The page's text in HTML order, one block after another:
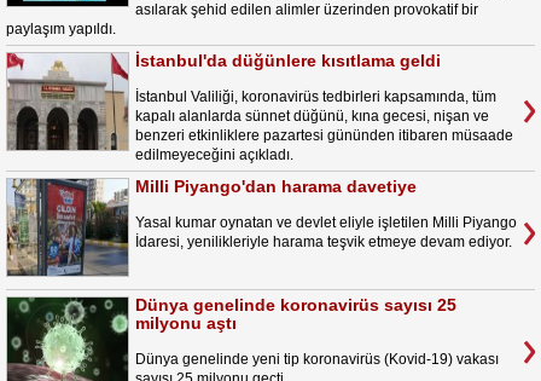
asılarak şehid edilen alimler üzerinden provokatif bir
paylaşım yapıldı.
İstanbul'da düğünlere kısıtlama geldi
İstanbul Valiliği, koronavirüs tedbirleri kapsamında, tüm
kapalı alanlarda sünnet düğünü, kına gecesi, nişan ve
benzeri etkinliklere pazartesi gününden itibaren müsaade
edilmeyeceğini açıkladı.
Milli Piyango'dan harama davetiye
Yasal kumar oynatan ve devlet eliyle işletilen Milli Piyango
İdaresi, yenilikleriyle harama teşvik etmeye devam ediyor.
Dünya genelinde koronavirüs sayısı 25
milyonu aştı
Dünya genelinde yeni tip koronavirüs (Kovid-19) vakası